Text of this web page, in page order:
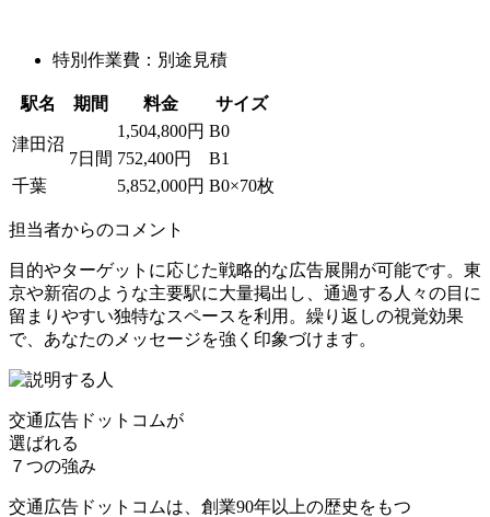
特別作業費：別途見積
駅名 期間 料金 サイズ
津田沼
7日間
1,504,800円 B0
752,400円
B1
千葉
5,852,000円 B0×70枚
担当者からのコメント
目的やターゲットに応じた戦略的な広告展開が可能です。東
京や新宿のような主要駅に大量掲出し、通過する人々の目に
留まりやすい独特なスペースを利用。繰り返しの視覚効果
で、あなたのメッセージを強く印象づけます。
交通広告ドットコムが
選ばれる
７つの強み
交通広告ドットコムは、創業90年以上の歴史をもつ